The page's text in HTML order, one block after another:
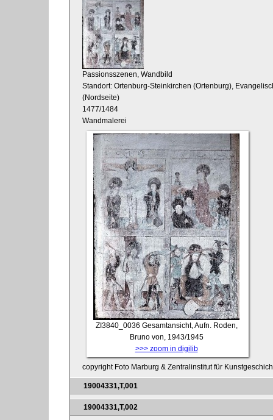
Passionsszenen, Wandbild
Standort: Ortenburg-Steinkirchen (Ortenburg),
(Nordseite)
1477/1484
Wandmalerei
ZI3840_0036 Gesamtansicht, Aufn. Roden,
Bruno von, 1943/1945
>>> zoom in digilib
copyright Foto Marburg & Zentralinstitut für
19004331,T,001
19004331,T,002